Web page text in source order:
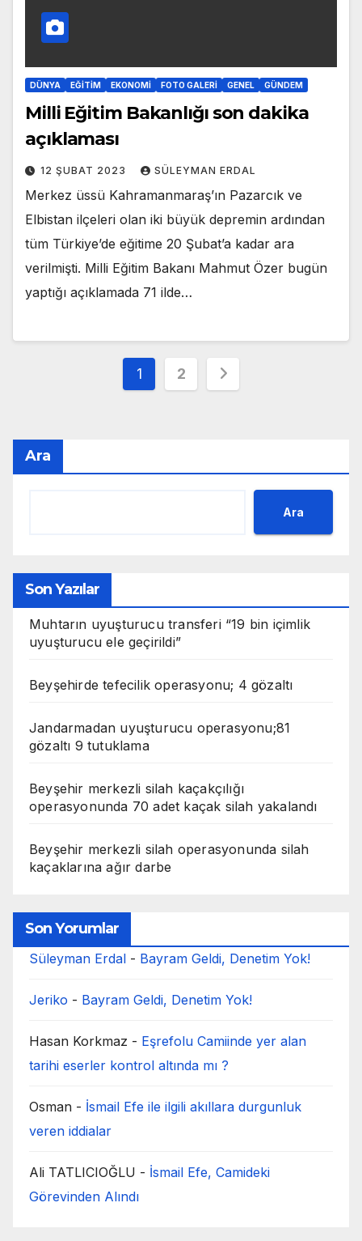
DÜNYA EĞITIM EKONOMI FOTO GALERI GENEL GÜNDEM
Milli Eğitim Bakanlığı son dakika
açıklaması
12 ŞUBAT 2023 SÜLEYMAN ERDAL
Merkez üssü Kahramanmaraş’ın Pazarcık ve
Elbistan ilçeleri olan iki büyük depremin ardından
tüm Türkiye’de eğitime 20 Şubat’a kadar ara
verilmişti. Milli Eğitim Bakanı Mahmut Özer bugün
yaptığı açıklamada 71 ilde…
Yazı
1 2
Ara
Ara
Son Yazılar
Muhtarın uyuşturucu transferi “19 bin içimlik
uyuşturucu ele geçirildi”
Beyşehirde tefecilik operasyonu; 4 gözaltı
Jandarmadan uyuşturucu operasyonu;81
gözaltı 9 tutuklama
Beyşehir merkezli silah kaçakçılığı
operasyonunda 70 adet kaçak silah yakalandı
Beyşehir merkezli silah operasyonunda silah
kaçaklarına ağır darbe
Son Yorumlar
Süleyman Erdal - Bayram Geldi, Denetim Yok!
Jeriko - Bayram Geldi, Denetim Yok!
Hasan Korkmaz - Eşrefolu Camiinde yer alan
tarihi eserler kontrol altında mı ?
Osman - İsmail Efe ile ilgili akıllara durgunluk
veren iddialar
Ali TATLICIOĞLU - İsmail Efe, Camideki
Görevinden Alındı